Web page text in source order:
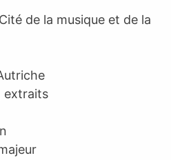
de la musique et de la
extraits